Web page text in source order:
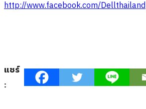
http://www.facebook.com/Dellthailand
แชร์
: